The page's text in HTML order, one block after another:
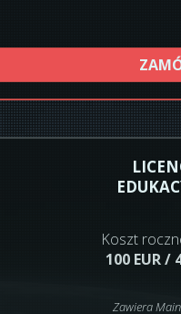
Koszt
100 EUR /
Zawiera